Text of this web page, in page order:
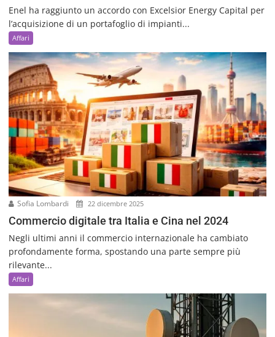
Enel ha raggiunto un accordo con Excelsior Energy Capital per
l’acquisizione di un portafoglio di impianti...
Affari
Sofia Lombardi 22 dicembre 2025
Commercio digitale tra Italia e Cina nel 2024
Negli ultimi anni il commercio internazionale ha cambiato
profondamente forma, spostando una parte sempre più
rilevante...
Affari